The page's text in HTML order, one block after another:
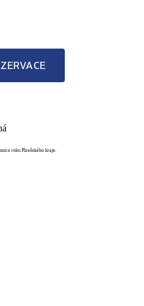
roku Plzeňského kraje.